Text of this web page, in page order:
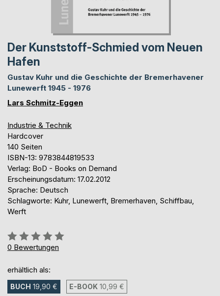
Der Kunststoff-Schmied vom Neuen
Hafen
Gustav Kuhr und die Geschichte der Bremerhavener
Lunewerft 1945 - 1976
Lars Schmitz-Eggen
Industrie & Technik
Hardcover
140 Seiten
ISBN-13: 9783844819533
Verlag: BoD - Books on Demand
Erscheinungsdatum: 17.02.2012
Sprache: Deutsch
Schlagworte: Kuhr, Lunewerft, Bremerhaven, Schiffbau,
Werft
Bewertung::
0%
0 Bewertungen
erhältlich als:
BUCH 19,90 € E-BOOK 10,99 €